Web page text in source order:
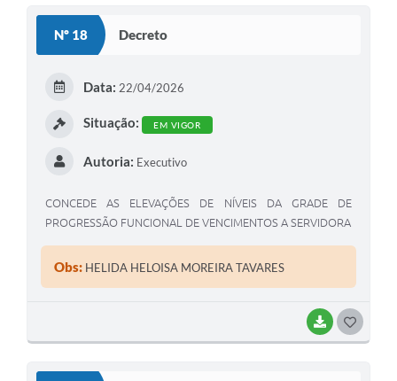
Nº 18 Decreto
BAIXAR
Data: 22/04/2026
Situação: EM VIGOR
Autoria: Executivo
CONCEDE AS ELEVAÇÕES DE NÍVEIS DA GRADE DE
PROGRESSÃO FUNCIONAL DE VENCIMENTOS A SERVIDORA
Obs: HELIDA HELOISA MOREIRA TAVARES